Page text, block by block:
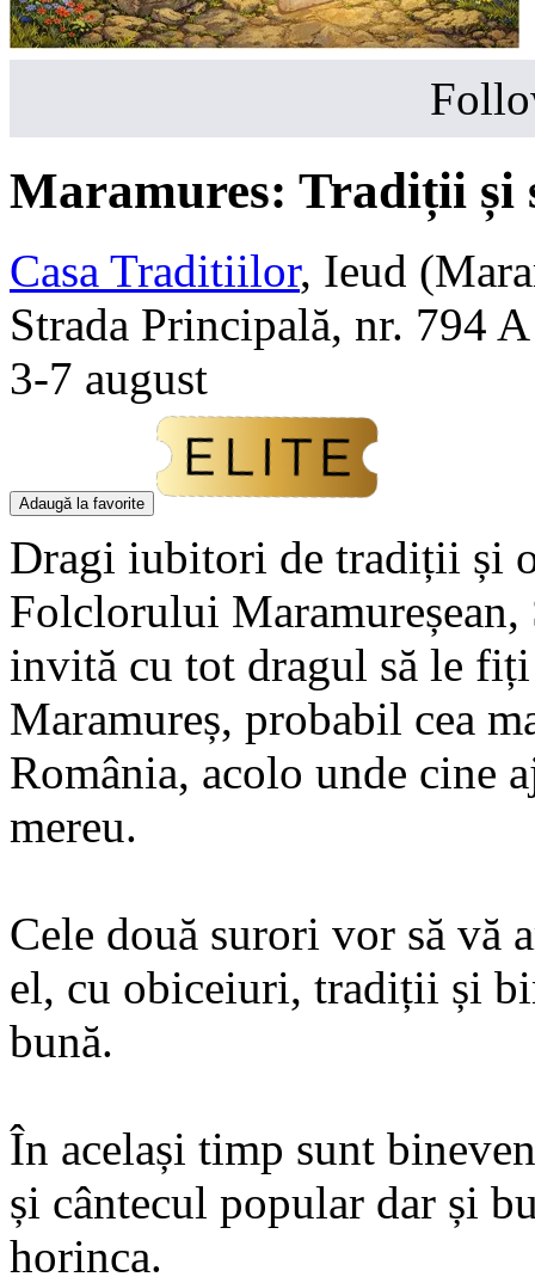
Maramures: Tradiții și
Casa Traditiilor, Ieud
Strada Principală, nr. 794
3-7 august
Adaugă la favorite
Dragi iubitori de tradiții și
Folclorului Maramureșean,
invită cu tot dragul să le
Maramureș, probabil cea
România, acolo unde cine
mereu.
Cele două surori vor să vă
el, cu obiceiuri, tradiții și
bună.
În același timp sunt
și cântecul popular dar și
horinca.